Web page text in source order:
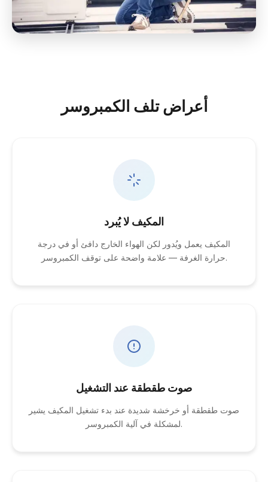
أعراض تلف الكمبروسر
المكيف لا يُبرد
المكيف يعمل ويُدور لكن الهواء الخارج دافئ أو في درجة
حرارة الغرفة — علامة واضحة على توقف الكمبروسر.
صوت طقطقة عند التشغيل
صوت طقطقة أو خرخشة شديدة عند بدء تشغيل المكيف يشير
لمشكلة في آلية الكمبروسر.